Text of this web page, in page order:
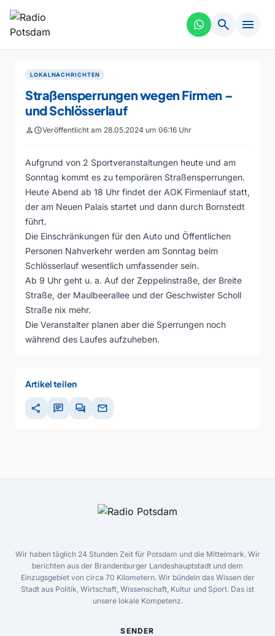
search menu
LOKALNACHRICHTEN
Straßensperrungen wegen Firmen –
und Schlösserlauf
personscheduleVeröffentlicht am 28.05.2024 um 06:16 Uhr
Aufgrund von 2 Sportveranstaltungen heute und am
Sonntag kommt es zu temporären Straßensperrungen.
Heute Abend ab 18 Uhr findet der AOK Firmenlauf statt,
der am Neuen Palais startet und dann durch Bornstedt
führt.
Die Einschränkungen für den Auto und Öffentlichen
Personen Nahverkehr werden am Sonntag beim
Schlösserlauf wesentlich umfassender sein.
Ab 9 Uhr geht u. a. Auf der Zeppelinstraße, der Breite
Straße, der Maulbeerallee und der Geschwister Scholl
Straße nix mehr.
Die Veranstalter planen aber die Sperrungen noch
während des Laufes aufzuheben.
Artikel teilen
share chat forum mail
Wir haben täglich 24 Stunden Zeit für Potsdam und die Mittelmark. Wir
berichten aus der Brandenburger Landeshauptstadt und dem
Einzugsgebiet von circa 70 Kilometern. Wir bündeln das Wissen der
Stadt aus Politik, Wirtschaft, Wissenschaft, Kultur und Sport. Das ist
unsere lokale Kompetenz.
SENDER